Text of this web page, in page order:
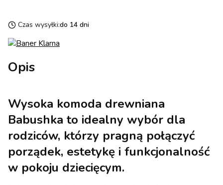
Czas wysyłki:do 14 dni
Opis
Wysoka komoda drewniana
Babushka to idealny wybór dla
rodziców, którzy pragną połączyć
porządek, estetykę i funkcjonalność
w pokoju dziecięcym.